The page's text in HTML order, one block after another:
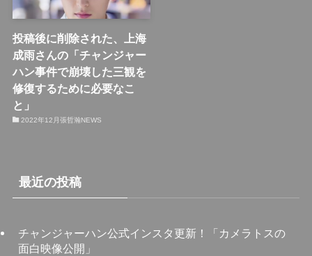
投稿後に削除された、上海
成雨さんの「チャンジャー
ハン事件で崩壊した三観を
修復するために必要なこ
と」
2022年12月張哲瀚NEWS
最近の投稿
チャンジャーハン公式インスタ更新！「カメラトスの
面白映像公開」